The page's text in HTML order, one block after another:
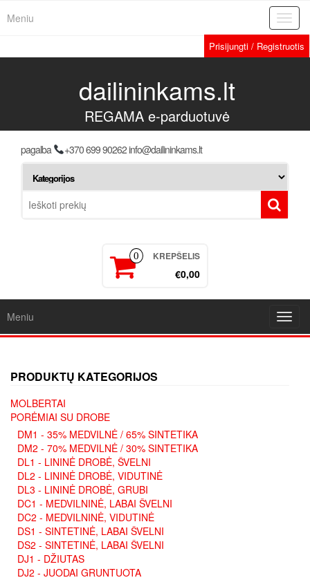
Meniu
Prisijungti / Registruotis
dailininkams.lt
REGAMA e-parduotuvė
pagalba +370 699 90262 info@dailininkams.lt
0 KREPŠELIS
€0,00
Meniu
PRODUKTŲ KATEGORIJOS
MOLBERTAI
PORĖMIAI SU DROBE
DM1 - 35% MEDVILNĖ / 65% SINTETIKA
DM2 - 70% MEDVILNĖ / 30% SINTETIKA
DL1 - LININĖ DROBĖ, ŠVELNI
DL2 - LININĖ DROBĖ, VIDUTINĖ
DL3 - LININĖ DROBĖ, GRUBI
DC1 - MEDVILNINĖ, LABAI ŠVELNI
DC2 - MEDVILNINĖ, VIDUTINĖ
DS1 - SINTETINĖ, LABAI ŠVELNI
DS2 - SINTETINĖ, LABAI ŠVELNI
DJ1 - DŽIUTAS
DJ2 - JUODAI GRUNTUOTA